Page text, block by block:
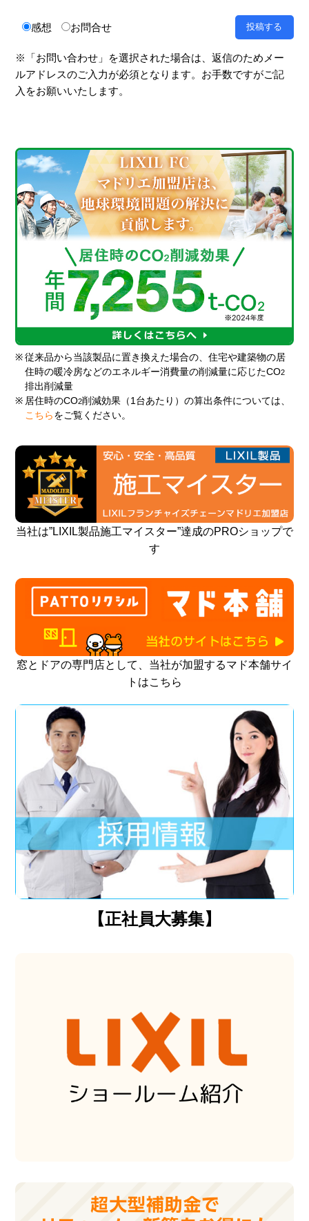
感想 お問合せ
※「お問い合わせ」を選択された場合は、返信のためメー
ルアドレスのご入力が必須となります。お手数ですがご記
入をお願いいたします。
※ 従来品から当該製品に置き換えた場合の、住宅や建築物の居
住時の暖冷房などのエネルギー消費量の削減量に応じたCO2
排出削減量
※ 居住時のCO2削減効果（1台あたり）の算出条件については、
こちら をご覧ください。
当社は”LIXIL製品施工マイスター”達成のPROショップで
す
窓とドアの専門店として、当社が加盟するマド本舗サイ
トはこちら
【正社員大募集】